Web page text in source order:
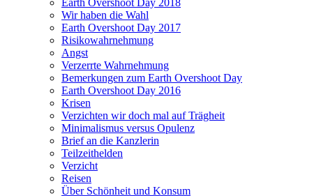
Wir haben die Wahl
Earth Overshoot Day 2017
Risikowahrnehmung
Angst
Verzerrte Wahrnehmung
Bemerkungen zum Earth Overshoot Day
Earth Overshoot Day 2016
Krisen
Verzichten wir doch mal auf Trägheit
Minimalismus versus Opulenz
Brief an die Kanzlerin
Teilzeithelden
Verzicht
Reisen
Über Schönheit und Konsum